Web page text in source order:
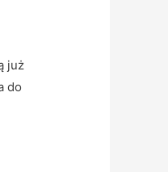
już
do